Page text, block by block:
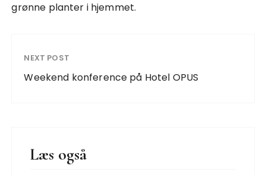
grønne planter i hjemmet.
NEXT POST
Weekend konference på Hotel OPUS
Læs også